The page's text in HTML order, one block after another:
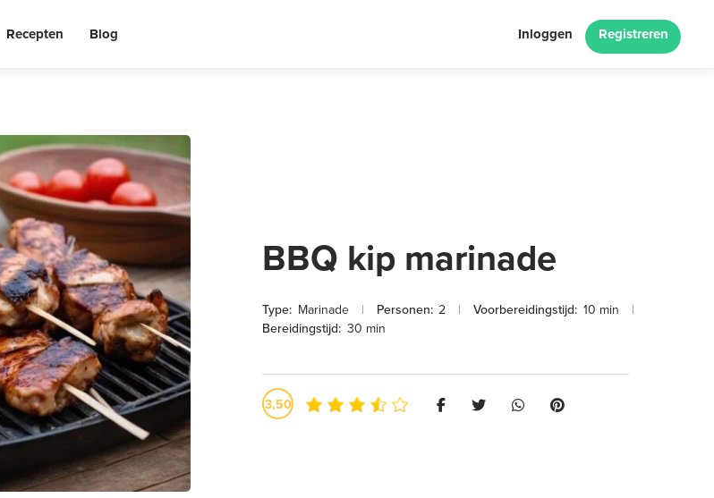
Recepten Blog Inloggen Registreren
BBQ kip marinade
Type: Marinade | Personen: 2 | Voorbereidingstijd: 10 min
|
Bereidingstijd: 30 min
3,50